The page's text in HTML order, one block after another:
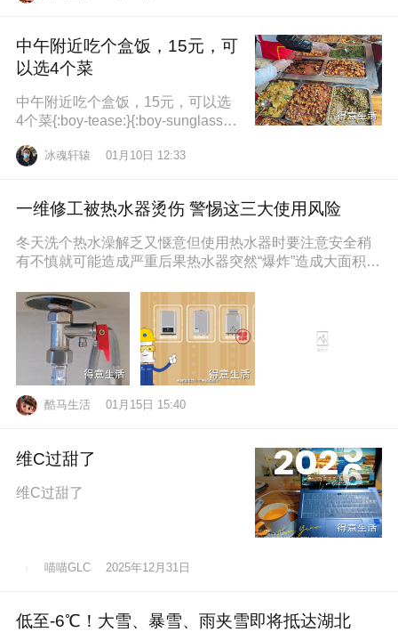
中午附近吃个盒饭，15元，可
以选4个菜
中午附近吃个盒饭，15元，可以选
4个菜{:boy-tease:}{:boy-sunglasse
冰魂轩辕 01月10日 12:33
一维修工被热水器烫伤 警惕这三大使用风险
冬天洗个热水澡解乏又惬意但使用热水器时要注意安全稍
有不慎就可能造成严重后果热水器突然“爆炸”造成大面积烫
酷马生活 01月15日 15:40
维C过甜了
维C过甜了
喵喵GLC 2025年12月31日
低至-6℃！大雪、暴雪、雨夹雪即将抵达湖北